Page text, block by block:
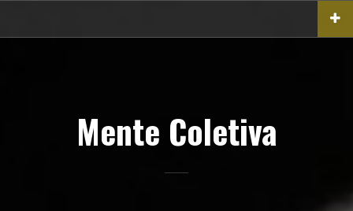
Mente Coletiva